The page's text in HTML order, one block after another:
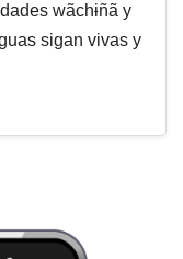
wãchɨñã y
sigan vivas y